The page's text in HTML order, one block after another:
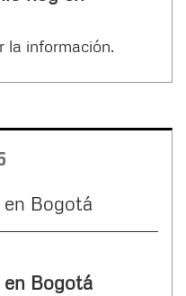
la información.
Bogotá
Bogotá